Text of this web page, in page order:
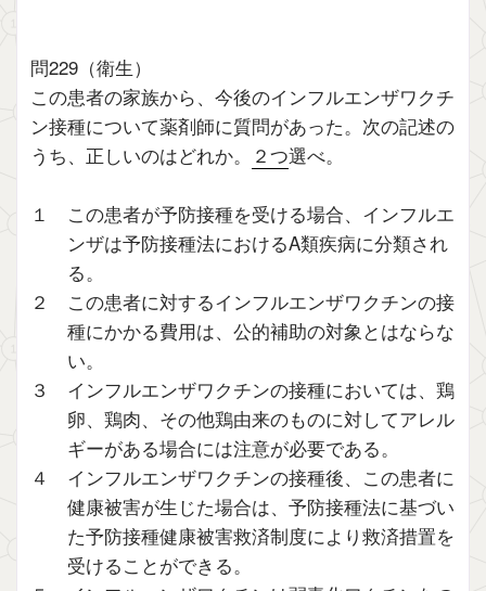
問229（衛生）
この患者の家族から、今後のインフルエンザワクチ
ン接種について薬剤師に質問があった。次の記述の
うち、正しいのはどれか。
２つ選べ。
１ この患者が予防接種を受ける場合、インフルエ
ンザは予防接種法におけるA類疾病に分類され
る。
２ この患者に対するインフルエンザワクチンの接
種にかかる費用は、公的補助の対象とはならな
い。
３ インフルエンザワクチンの接種においては、鶏
卵、鶏肉、その他鶏由来のものに対してアレル
ギーがある場合には注意が必要である。
４ インフルエンザワクチンの接種後、この患者に
健康被害が生じた場合は、予防接種法に基づい
た予防接種健康被害救済制度により救済措置を
受けることができる。